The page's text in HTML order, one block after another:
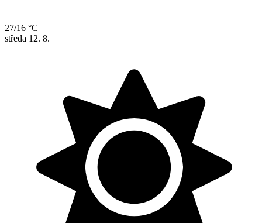
27/16 °C
středa 12. 8.